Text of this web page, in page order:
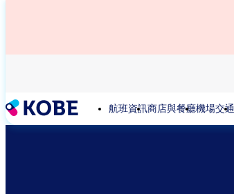
內
航班資訊商店與餐廳機場交通